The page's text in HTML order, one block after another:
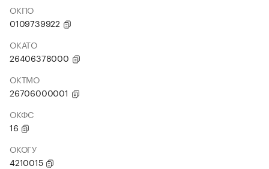
ОКПО
0109739922
ОКАТО
26406378000
ОКТМО
26706000001
ОКФС
16
ОКОГУ
4210015